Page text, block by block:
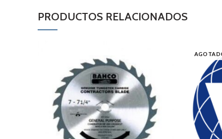
PRODUCTOS RELACIONADOS